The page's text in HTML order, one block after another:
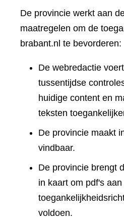
De provincie werkt aan
maatregelen om de
brabant.nl te bevorderen:
De webredactie
tussentijdse
huidige content en
teksten
De provincie maakt
vindbaar.
De provincie brengt
in kaart om pdf's aan
voldoen.